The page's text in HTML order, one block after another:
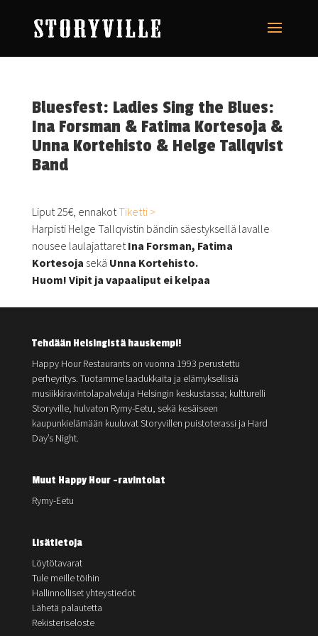
Bluesfest: Ladies Sing the Blues:
Ina Forsman & Fatima Kortesoja &
Unna Kortehisto & Helge Tallqvist
Band
Liput 25€, ennakotTiketti >
Harpisti Helge Tallqvistin bändin säestyksellä lavalle
nousee laulajattaretIna Forsman, Fatima
Kortesoja sekä Unna Kortehisto.
Huom! Vipit ja vapaaliput ei kelpaa
Tehdään Helsingistä hauskempi!
Happy Hour Restaurants on vuonna 1993 perustettu
perheyritys. Tuotamme laadukkaita ja elämyksellisiä
musiikkiravintolapalveluja Helsingin keskustassa; kultturelli
Storyville, hulvaton Rymy-Eetu, sekä kesäiseen
kaupunkielämään kuuluvat Storyvillen puistoterassi ja Hard
Day’s Night.
Muut Happy Hour -ravintolat
Rymy-Eetu
Lisätietoja
Löytötavarat
Tule meille töihin
Hallinnolliset yhteystiedot
Lähetä palautetta
Rekisteriseloste